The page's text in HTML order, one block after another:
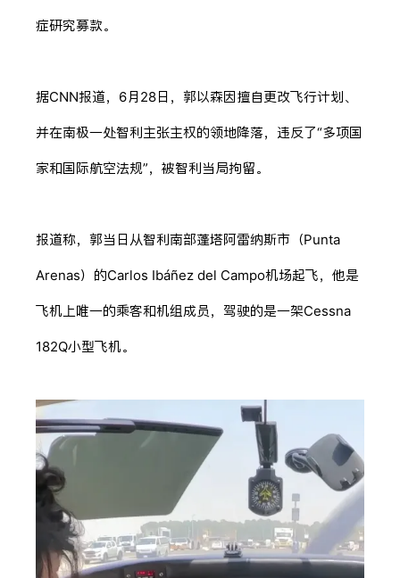
症研究募款。
据CNN报道，6月28日，郭以森因擅自更改飞行计划、
并在南极一处智利主张主权的领地降落，违反了“多项国
家和国际航空法规”，被智利当局拘留。
报道称，郭当日从智利南部蓬塔阿雷纳斯市（Punta
Arenas）的Carlos Ibáñez del Campo机场起飞，他是
飞机上唯一的乘客和机组成员，驾驶的是一架Cessna
182Q小型飞机。